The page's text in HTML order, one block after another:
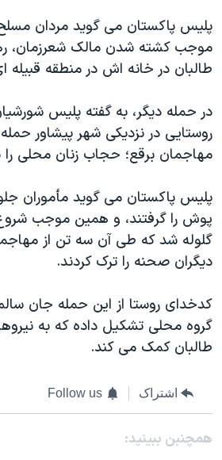
چهل سال گروگان‌گیری
قانون شفافیت دارائی کادر رهبری ایران
اعتراضات مردمی آبان ۹۸
اسرائیل در جنگ
نرگس محمدی برنده جایزه نوبل صلح
همایش محافظه‌کاران آمریکا «سی‌پک»
صفحه‌های ویژه
سفر پرزیدنت ترامپ به چین
پلیس پاکستان می گوید مردان
موجب کشته شدن مالک شعرزمان،
طالبان در خانه اش در منطقه قبیله
در حمله دیگر، به گفته پلیس
روستایی در نزدیکی شهر پیشاور
مهاجمان برقع؛ حجاب زنان محلی را
پلیس پاکستان می گوید مأموران
پوش را گرفتند، و همین موجب
گلوله شد که طی آن سه تن از
دیگران صحنه را ترک کردند.
کدخدای روستا از این حمله جان
گروه محلی تشکیل داده که به
طالبان کمک می کند.
اشتراک Follow us
همچنبن ببینید: